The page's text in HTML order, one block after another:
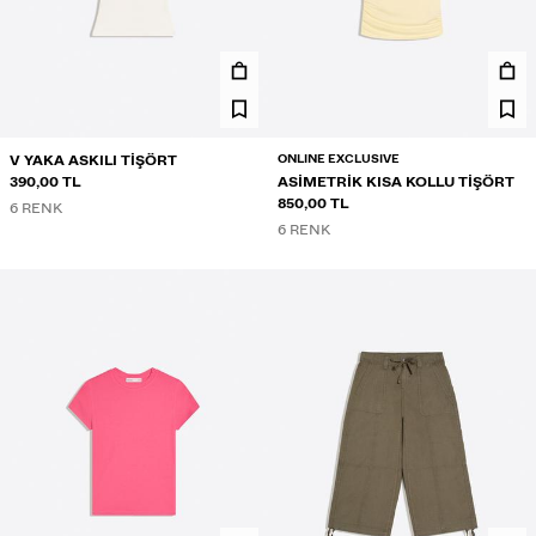
V YAKA ASKILI TIŞÖRT
390,00 TL
6 RENK
ONLINE EXCLUSIVE
ASIMETRIK KISA KOLLU TIŞÖRT
850,00 TL
6 RENK